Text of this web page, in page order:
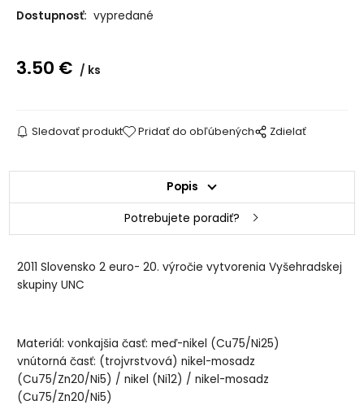
Dostupnosť: vypredané
3.50 € ks
Sledovať produkt Pridať do obľúbených Zdielať
Popis
Potrebujete poradiť?
2011 Slovensko 2 euro- 20. výročie vytvorenia Vyšehradskej
skupiny UNC
Materiál: vonkajšia časť: meď-nikel (Cu75/Ni25)
vnútorná časť: (trojvrstvová) nikel-mosadz
(Cu75/Zn20/Ni5) / nikel (Ni12) / nikel-mosadz
(Cu75/Zn20/Ni5)